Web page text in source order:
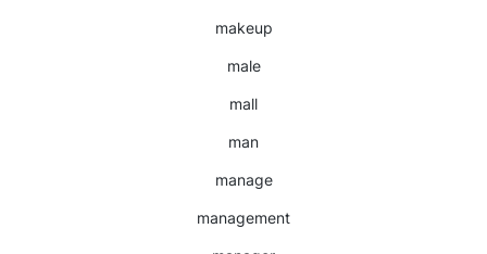
makeup
male
mall
man
manage
management